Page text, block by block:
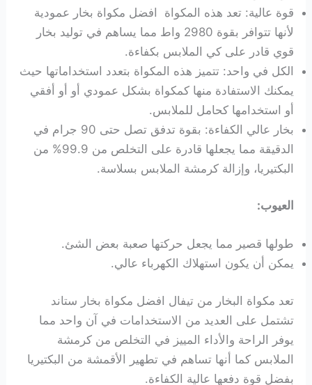
قوة عالية: تعد هذه المكواة افضل مكواة بخار عمودية
لأنها تتوافر بقوة 2980 واط مما يساهم في توليد بخار
قوي قادر على كي الملابس بكفاءة.
الكل في واحد: تتميز هذه المكواة بتعدد استخداماتها حيث
يمكنك الاستفادة منها كمكواة بشكل عمودي أو أو أفقي
أو استخدامها كحامل للملابس.
بخار عالي الكفاءة: بقوة تدفق تصل حتى 90 جرام في
الدقيقة مما يجعلها قادرة على التخلص من 99.9% من
البكتيريا، وإزالة كرمشة الملابس بسلاسة.
العيوب:
طولها قصير مما يجعل حركتها صعبة بعض الشئ.
يمكن أن يكون استهلاك الكهرباء عالي.
تعد مكواة البخار من تيفال افضل مكواة بخار ستاند
تشتمل على العديد من الاستخدامات في آن واحد مما
يوفر الراحة والأداء المييز في التخلص من كرمشة
الملابس كما أنها تساهم في تطهير الأقمشة من البكتيريا
بفضل قوة دفعها عالية الكفاءة.